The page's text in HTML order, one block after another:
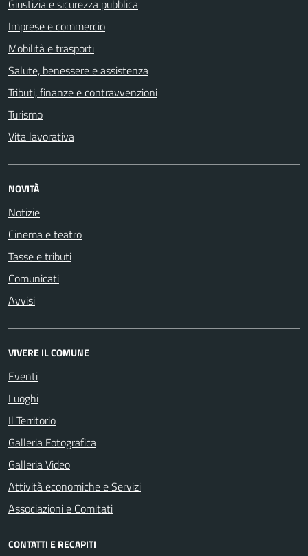
Giustizia e sicurezza pubblica
Imprese e commercio
Mobilità e trasporti
Salute, benessere e assistenza
Tributi, finanze e contravvenzioni
Turismo
Vita lavorativa
NOVITÀ
Notizie
Cinema e teatro
Tasse e tributi
Comunicati
Avvisi
VIVERE IL COMUNE
Eventi
Luoghi
Il Territorio
Galleria Fotografica
Galleria Video
Attività economiche e Servizi
Associazioni e Comitati
CONTATTI E RECAPITI